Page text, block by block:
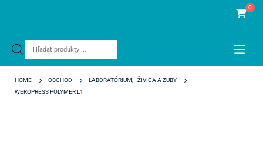
Products
0
HOME OBCHOD LABORATÓRIUM
ŽIVICA A ZUBY
WEROPRESS POLYMER L1